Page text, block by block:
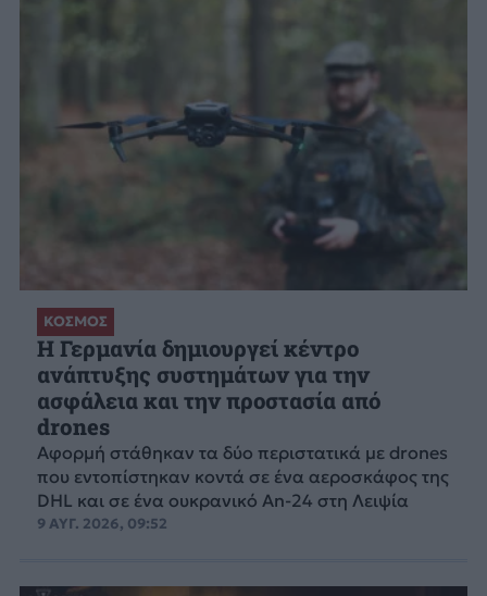
ΚΟΣΜΟΣ
Η Γερμανία δημιουργεί κέντρο
ανάπτυξης συστημάτων για την
ασφάλεια και την προστασία από
drones
Αφορμή στάθηκαν τα δύο περιστατικά με drones
που εντοπίστηκαν κοντά σε ένα αεροσκάφος της
DHL και σε ένα ουκρανικό An-24 στη Λειψία
9 ΑΥΓ. 2026, 09:52